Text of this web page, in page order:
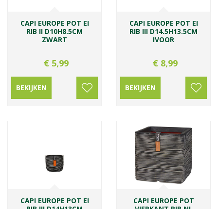
CAPI EUROPE POT EI
RIB II D10H8.5CM
ZWART
€ 5,99
BEKIJKEN
CAPI EUROPE POT EI
RIB III D14.5H13.5CM
IVOOR
€ 8,99
BEKIJKEN
CAPI EUROPE POT EI
CAPI EUROPE POT